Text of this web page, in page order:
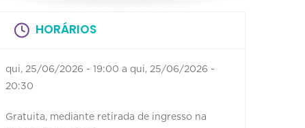
HORÁRIOS
qui, 25/06/2026 - 19:00 a qui, 25/06/2026 -
20:30
Gratuita, mediante retirada de ingresso na